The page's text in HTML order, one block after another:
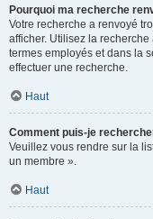
Pourquoi ma recherche
Votre recherche a renvoyé
afficher. Utilisez la
termes employés et dans la
effectuer une recherche.
Haut
Comment puis-je
Veuillez vous rendre sur la
un membre ».
Haut